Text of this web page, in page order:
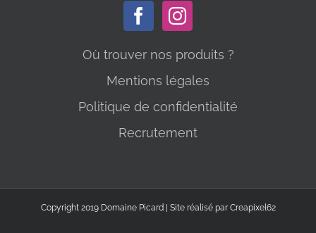
Où trouver nos produits ?
Mentions légales
Politique de confidentialité
Recrutement
Copyright 2019 Domaine Picard | Site réalisé par Creapixel62